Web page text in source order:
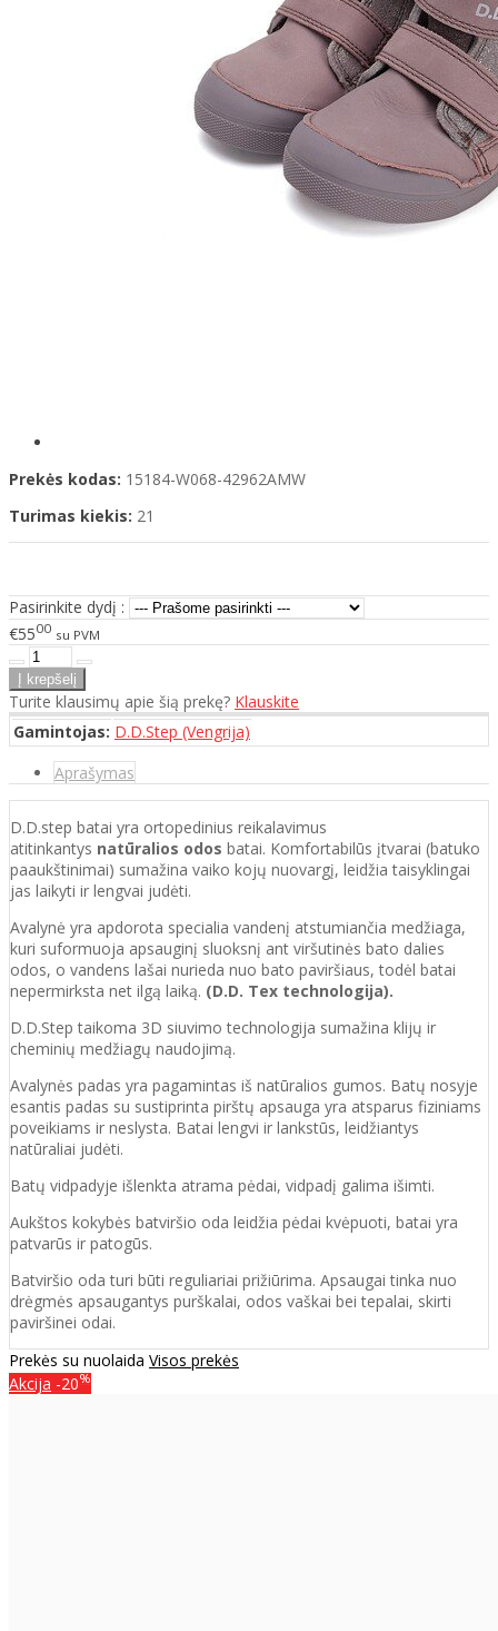
Prekės kodas: 15184-W068-42962AMW
Turimas kiekis: 21
Pasirinkite dydį :
€5500 su PVM
Turite klausimų apie šią prekę? Klauskite
Gamintojas: D.D.Step (Vengrija)
Aprašymas
D.D.step batai yra ortopedinius reikalavimus
atitinkantys natūralios odos batai. Komfortabilūs įtvarai (batuko
paaukštinimai) sumažina vaiko kojų nuovargį, leidžia taisyklingai
jas laikyti ir lengvai judėti.
Avalynė yra apdorota specialia vandenį atstumiančia medžiaga,
kuri suformuoja apsauginį sluoksnį ant viršutinės bato dalies
odos, o vandens lašai nurieda nuo bato paviršiaus, todėl batai
nepermirksta net ilgą laiką. (D.D. Tex technologija).
D.D.Step taikoma 3D siuvimo technologija sumažina klijų ir
cheminių medžiagų naudojimą.
Avalynės padas yra pagamintas iš natūralios gumos. Batų nosyje
esantis padas su sustiprinta pirštų apsauga yra atsparus fiziniams
poveikiams ir neslysta. Batai lengvi ir lankstūs, leidžiantys
natūraliai judėti.
Batų vidpadyje išlenkta atrama pėdai, vidpadį galima išimti.
Aukštos kokybės batviršio oda leidžia pėdai kvėpuoti, batai yra
patvarūs ir patogūs.
Batviršio oda turi būti reguliariai prižiūrima. Apsaugai tinka nuo
drėgmės apsaugantys purškalai, odos vaškai bei tepalai, skirti
paviršinei odai.
Prekės su nuolaida Visos prekės
Akcija -20%